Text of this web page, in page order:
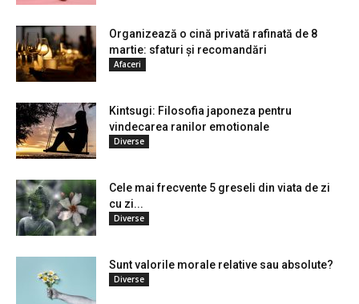
Organizează o cină privată rafinată de 8
martie: sfaturi și recomandări
Afaceri
Kintsugi: Filosofia japoneza pentru
vindecarea ranilor emotionale
Diverse
Cele mai frecvente 5 greseli din viata de zi
cu zi...
Diverse
Sunt valorile morale relative sau absolute?
Diverse